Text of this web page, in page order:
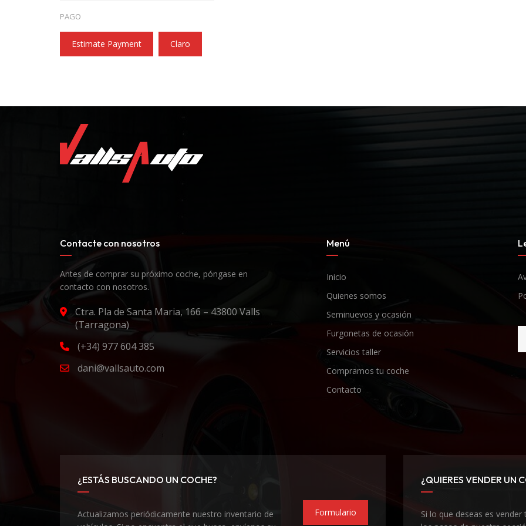
PAGO
Estimate Payment Claro
Contacte con nosotros
Antes de comprar su próximo coche, póngase en
contacto con nosotros.
Ctra. Pla de Santa Maria, 166 – 43800 Valls
(Tarragona)
(+34) 977 604 385
dani@vallsauto.com
Menú
Inicio
Quienes somos
Seminuevos y ocasión
Furgonetas de ocasión
Servicios taller
Compramos tu coche
Contacto
¿ESTÁS BUSCANDO UN COCHE?
Actualizamos periódicamente nuestro inventario de
Formulario
¿QUIERES VENDER UN
Si lo que deseas es